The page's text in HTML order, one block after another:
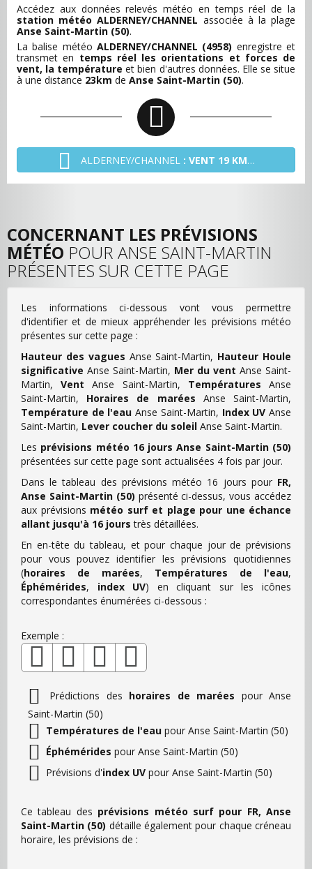
Accédez aux données relevés météo en temps réel de la
station météo ALDERNEY/CHANNEL associée à la plage
Anse Saint-Martin (50).
La balise météo ALDERNEY/CHANNEL (4958) enregistre et
transmet en temps réel les orientations et forces de
vent, la température et bien d'autres données. Elle se situe
à une distance 23km de Anse Saint-Martin (50).
ALDERNEY/CHANNEL : VENT 19 KM/H - O
CONCERNANT LES PRÉVISIONS
MÉTÉO POUR ANSE SAINT-MARTIN
PRÉSENTES SUR CETTE PAGE
Les informations ci-dessous vont vous permettre
d'identifier et de mieux appréhender les prévisions météo
présentes sur cette page :
Hauteur des vagues Anse Saint-Martin, Hauteur Houle
significative Anse Saint-Martin, Mer du vent Anse Saint-
Martin,Vent Anse Saint-Martin, Températures Anse
Saint-Martin, Horaires de marées Anse Saint-Martin,
Température de l'eau Anse Saint-Martin, Index UV Anse
Saint-Martin, Lever coucher du soleil Anse Saint-Martin.
Les prévisions météo 16 jours Anse Saint-Martin (50)
présentées sur cette page sont actualisées 4 fois par jour.
Dans le tableau des prévisions météo 16 jours pour FR,
Anse Saint-Martin (50) présenté ci-dessus, vous accédez
aux prévisions météo surf et plage pour une échance
allant jusqu'à 16 jours très détaillées.
En en-tête du tableau, et pour chaque jour de prévisions
pour vous pouvez identifier les prévisions quotidiennes
(horaires de marées, Températures de l'eau,
Éphémérides, index UV) en cliquant sur les icônes
correspondantes énumérées ci-dessous :
Exemple :
Prédictions des horaires de marées pour Anse
Saint-Martin (50)
Températures de l'eau pour Anse Saint-Martin (50)
Éphémérides pour Anse Saint-Martin (50)
Prévisions d'index UV pour Anse Saint-Martin (50)
Ce tableau des prévisions météo surf pour FR, Anse
Saint-Martin (50) détaille également pour chaque créneau
horaire, les prévisions de :